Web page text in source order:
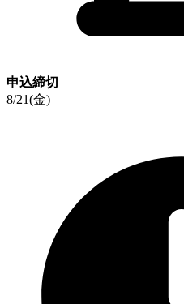
申込締切
8/21(金)